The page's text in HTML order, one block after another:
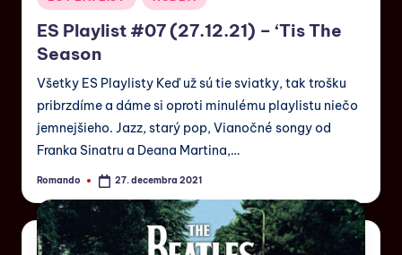
ES Playlist #07 (27.12.21) – ‘Tis The
Season
Všetky ES Playlisty Keď už sú tie sviatky, tak trošku
pribrzdíme a dáme si oproti minulému playlistu niečo
jemnejšieho. Jazz, starý pop, Vianočné songy od
Franka Sinatru a Deana Martina,…
Romando 27. decembra 2021